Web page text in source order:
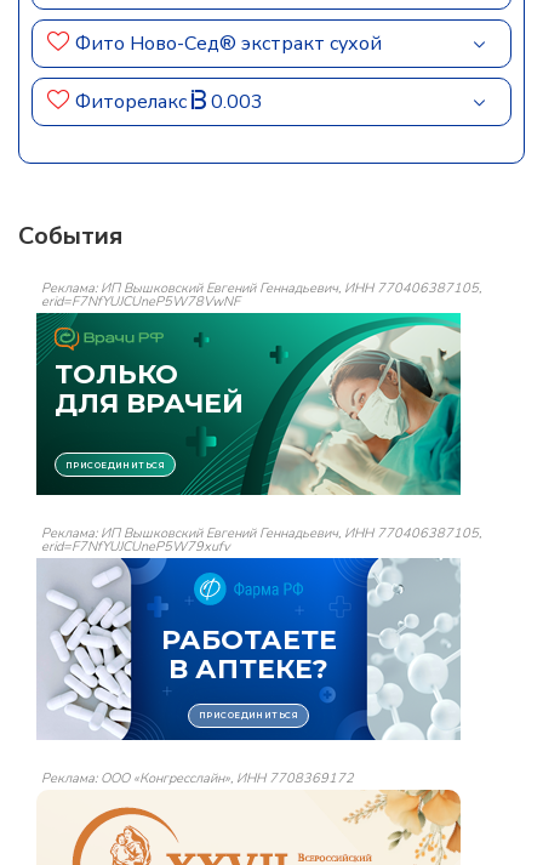
Фито Ново-Сед® экстракт сухой
Фиторелакс 0.003
События
Реклама: ИП Вышковский Евгений Геннадьевич, ИНН 770406387105,
erid=F7NfYUJCUneP5W78VwNF
Реклама: ИП Вышковский Евгений Геннадьевич, ИНН 770406387105,
erid=F7NfYUJCUneP5W79xufv
Реклама: ООО «Конгресслайн», ИНН 7708369172